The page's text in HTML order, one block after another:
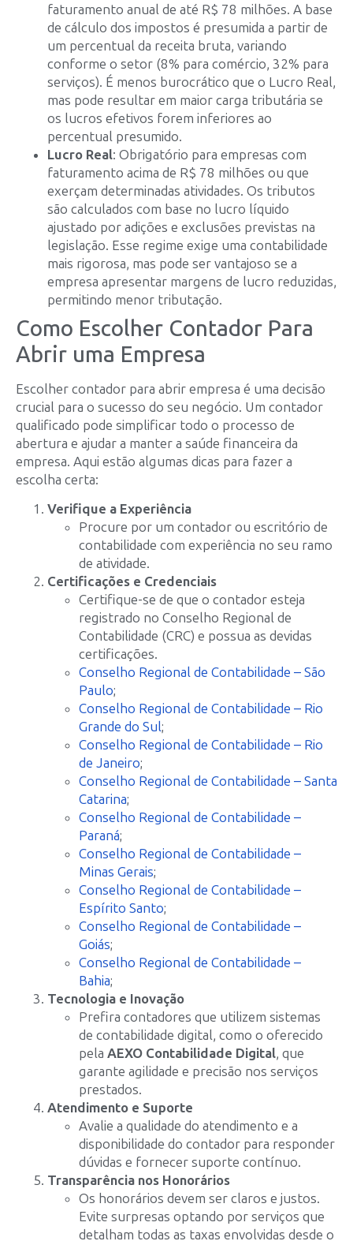
faturamento anual de até R$ 78 milhões. A base
de cálculo dos impostos é presumida a partir de
um percentual da receita bruta, variando
conforme o setor (8% para comércio, 32% para
serviços). É menos burocrático que o Lucro Real,
mas pode resultar em maior carga tributária se
os lucros efetivos forem inferiores ao
percentual presumido.
Lucro Real: Obrigatório para empresas com
faturamento acima de R$ 78 milhões ou que
exerçam determinadas atividades. Os tributos
são calculados com base no lucro líquido
ajustado por adições e exclusões previstas na
legislação. Esse regime exige uma contabilidade
mais rigorosa, mas pode ser vantajoso se a
empresa apresentar margens de lucro reduzidas,
permitindo menor tributação.
Como Escolher Contador Para
Abrir uma Empresa
Escolher contador para abrir empresa é uma decisão
crucial para o sucesso do seu negócio. Um contador
qualificado pode simplificar todo o processo de
abertura e ajudar a manter a saúde financeira da
empresa. Aqui estão algumas dicas para fazer a
escolha certa:
Verifique a Experiência
Procure por um contador ou escritório de
contabilidade com experiência no seu ramo
de atividade.
Certificações e Credenciais
Certifique-se de que o contador esteja
registrado no Conselho Regional de
Contabilidade (CRC) e possua as devidas
certificações.
Conselho Regional de Contabilidade – São
Paulo;
Conselho Regional de Contabilidade – Rio
Grande do Sul;
Conselho Regional de Contabilidade – Rio
de Janeiro;
Conselho Regional de Contabilidade – Santa
Catarina;
Conselho Regional de Contabilidade –
Paraná;
Conselho Regional de Contabilidade –
Minas Gerais;
Conselho Regional de Contabilidade –
Espírito Santo;
Conselho Regional de Contabilidade –
Goiás;
Conselho Regional de Contabilidade –
Bahia;
Tecnologia e Inovação
Prefira contadores que utilizem sistemas
de contabilidade digital, como o oferecido
pela AEXO Contabilidade Digital, que
garante agilidade e precisão nos serviços
prestados.
Atendimento e Suporte
Avalie a qualidade do atendimento e a
disponibilidade do contador para responder
dúvidas e fornecer suporte contínuo.
Transparência nos Honorários
Os honorários devem ser claros e justos.
Evite surpresas optando por serviços que
detalham todas as taxas envolvidas desde o